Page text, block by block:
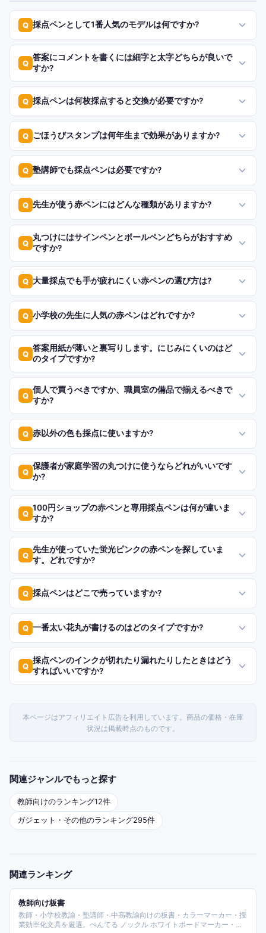
Q 採点ペンとして1番人気のモデルは何ですか?
Q
答案にコメントを書くには細字と太字どちらが良いで
すか?
Q 採点ペンは何枚採点すると交換が必要ですか?
Q ごほうびスタンプは何年生まで効果がありますか?
Q 塾講師でも採点ペンは必要ですか?
Q 先生が使う赤ペンにはどんな種類がありますか?
Q
丸つけにはサインペンとボールペンどちらがおすすめ
ですか?
Q 大量採点でも手が疲れにくい赤ペンの選び方は?
Q 小学校の先生に人気の赤ペンはどれですか?
Q
答案用紙が薄いと裏写りします。にじみにくいのはど
のタイプですか?
Q
個人で買うべきですか、職員室の備品で揃えるべきで
すか?
Q 赤以外の色も採点に使いますか?
Q
保護者が家庭学習の丸つけに使うならどれがいいです
か?
Q
100円ショップの赤ペンと専用採点ペンは何が違いま
すか?
Q
先生が使っていた蛍光ピンクの赤ペンを探していま
す。どれですか?
Q 採点ペンはどこで売っていますか?
Q 一番太い花丸が書けるのはどのタイプですか?
Q
採点ペンのインクが切れたり漏れたりしたときはどう
すればいいですか?
本ページはアフィリエイト広告を利用しています。商品の価格・在庫
状況は掲載時点のものです。
関連ジャンルでもっと探す
教師向けのランキング12件
ガジェット・その他のランキング295件
関連ランキング
教師向け板書
教師・小学校教諭・塾講師・中高教諭向けの板書・カラーマーカー・授
業効率化文具を厳選。ぺんてる ノックル ホワイトボードマーカー・パ